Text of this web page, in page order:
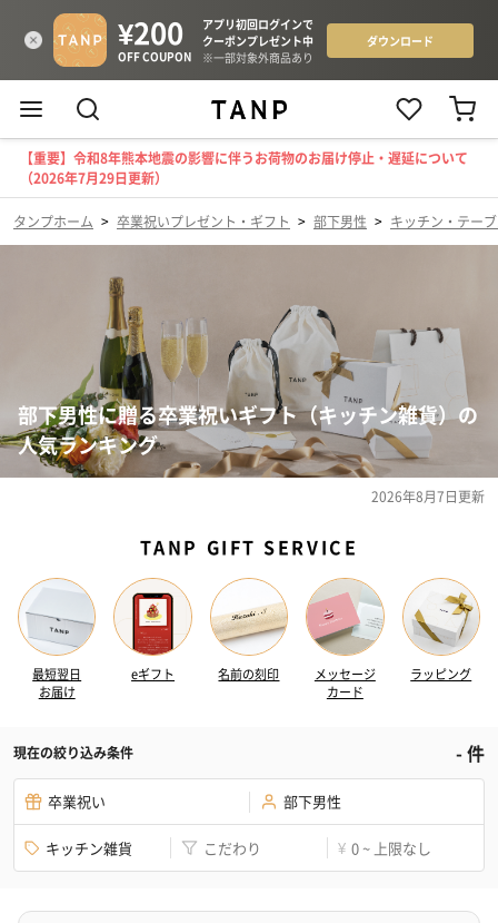
【重要】令和8年熊本地震の影響に伴うお荷物のお届け停止・遅延について
（2026年7月29日更新）
タンプホーム > 卒業祝いプレゼント・ギフト > 部下男性 > キッチン・テー
部下男性に贈る卒業祝いギフト（キッチン雑貨）の
人気ランキング
2026年8月7日更新
TANP GIFT SERVICE
最短翌日
お届け
eギフト 名前の刻印
メッセージ
カード
ラッピング
現在の絞り込み条件 -件
卒業祝い 部下男性
キッチン雑貨 こだわり ¥ 0 ~ 上限なし